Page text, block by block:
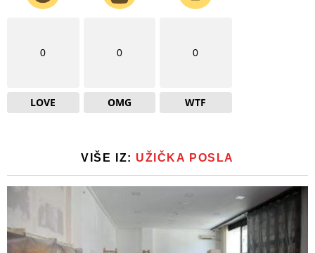
0
LOVE
0
OMG
0
WTF
VIŠE IZ: UŽIČKA POSLA